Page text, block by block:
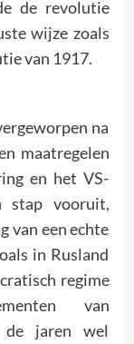
de revolutie
wijze zoals
van 1917.
na
maatregelen
en het VS-
stap vooruit,
van een echte
in Rusland
regime
van
de jaren wel